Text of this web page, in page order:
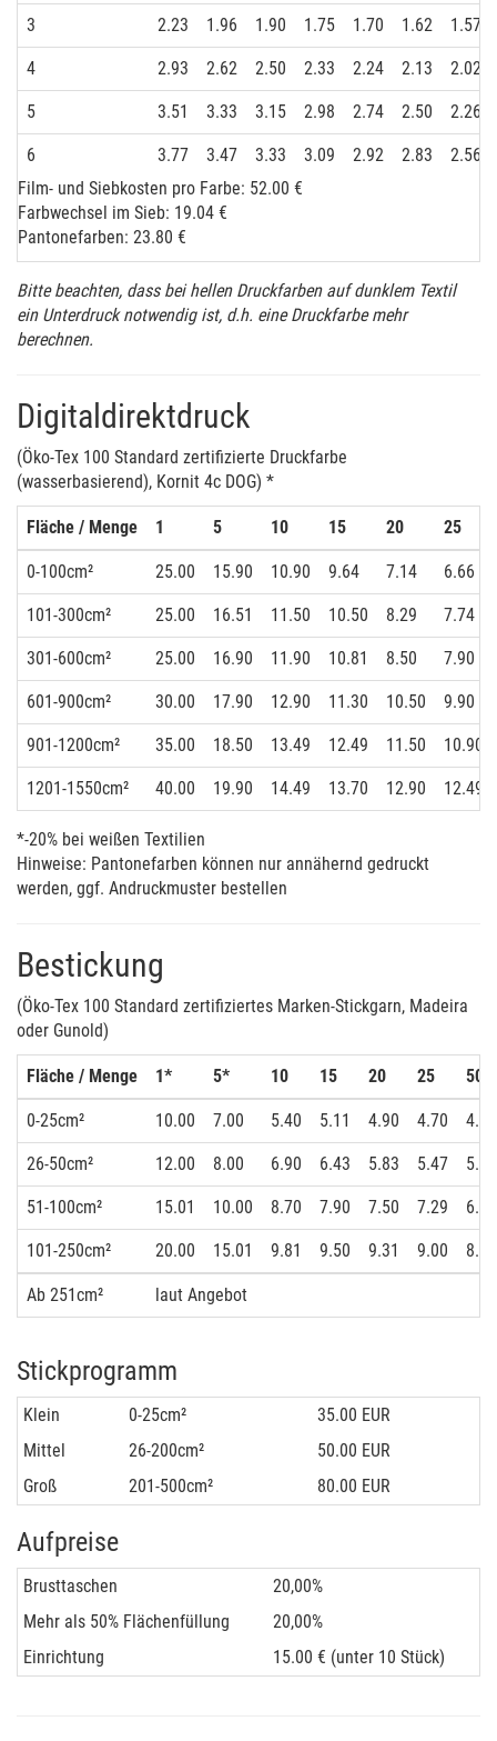
3 2.23 1.96 1.90 1.75 1.70 1.62 1.57
4 2.93 2.62 2.50 2.33 2.24 2.13 2.02
5 3.51 3.33 3.15 2.98 2.74 2.50 2.26
6 3.77 3.47 3.33 3.09 2.92 2.83
2.56
Film- und Siebkosten pro Farbe: 52.00 €
Farbwechsel im Sieb: 19.04 €
Pantonefarben: 23.80 €
Bitte beachten, dass bei hellen Druckfarben auf dunklem Textil
ein Unterdruck notwendig ist, d.h. eine Druckfarbe mehr
berechnen.
Digitaldirektdruck
(Öko-Tex 100 Standard zertifizierte Druckfarbe
(wasserbasierend), Kornit 4c DOG) *
Fläche / Menge 1 5 10 15 20 25
0-100cm² 25.00 15.90 10.90 9.64 7.14 6.66
101-300cm² 25.00 16.51 11.50 10.50 8.29 7.74
301-600cm² 25.00 16.90 11.90 10.81 8.50 7.90
601-900cm² 30.00 17.90 12.90 11.30 10.50 9.90
901-1200cm² 35.00 18.50 13.49 12.49 11.50 10.90
1201-1550cm² 40.00 19.90 14.49 13.70 12.90 12.49
*-20% bei weißen Textilien
Hinweise: Pantonefarben können nur annähernd gedruckt
werden, ggf. Andruckmuster bestellen
Bestickung
(Öko-Tex 100 Standard zertifiziertes Marken-Stickgarn, Madeira
oder Gunold)
Fläche / Menge 1* 5* 10 15 20 25 50
0-25cm² 10.00 7.00 5.40 5.11 4.90 4.70 4.20
26-50cm² 12.00 8.00 6.90 6.43 5.83 5.47 5.00
51-100cm² 15.01 10.00 8.70 7.90 7.50 7.29 6.70
101-250cm² 20.00 15.01 9.81 9.50 9.31 9.00 8.60
Ab 251cm² laut Angebot
Stickprogramm
Klein 0-25cm²
35.00 EUR
Mittel
26-200cm²
50.00 EUR
Groß
201-500cm² 80.00 EUR
Aufpreise
Brusttaschen
20,00%
Mehr als 50% Flächenfüllung
20,00%
Einrichtung
15.00 € (unter 10 Stück)